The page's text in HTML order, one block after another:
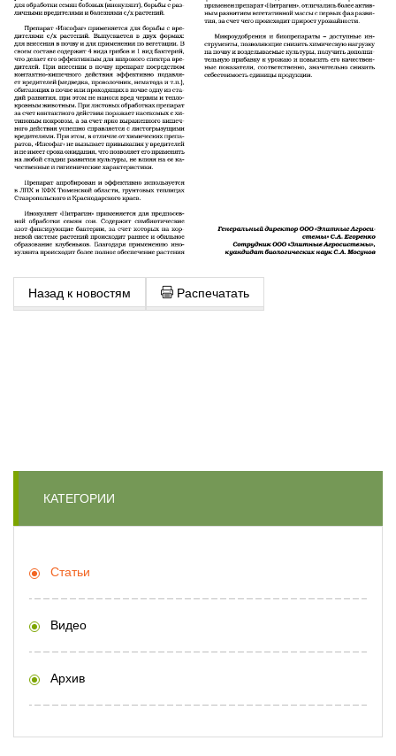
Назад к новостям Распечатать
КАТЕГОРИИ
Статьи
Видео
Архив